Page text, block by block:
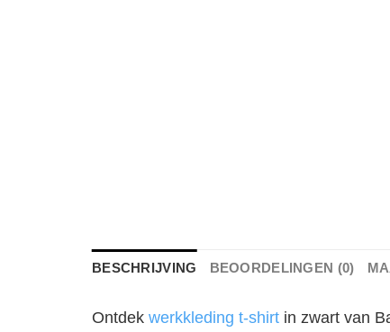
BESCHRIJVING BEOORDELINGEN (0)
Ontdek werkkleding t-shirt in zwart van